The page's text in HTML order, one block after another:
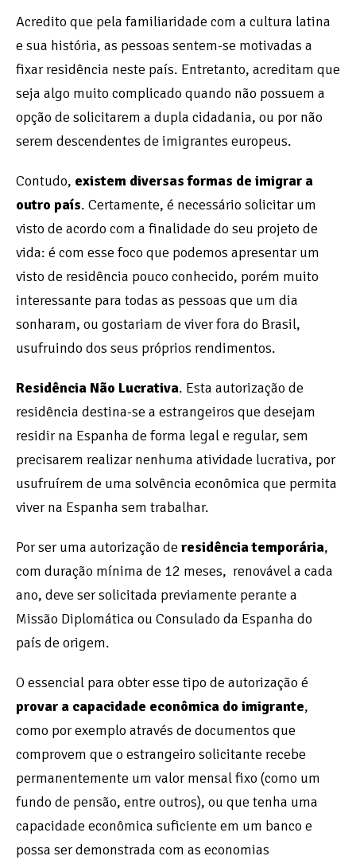
Acredito que pela familiaridade com a cultura latina
e sua história, as pessoas sentem-se motivadas a
fixar residência neste país. Entretanto, acreditam que
seja algo muito complicado quando não possuem a
opção de solicitarem a dupla cidadania, ou por não
serem descendentes de imigrantes europeus.
Contudo, existem diversas formas de imigrar a
outro país. Certamente, é necessário solicitar um
visto de acordo com a finalidade do seu projeto de
vida: é com esse foco que podemos apresentar um
visto de residência pouco conhecido, porém muito
interessante para todas as pessoas que um dia
sonharam, ou gostariam de viver fora do Brasil,
usufruindo dos seus próprios rendimentos.
Residência Não Lucrativa. Esta autorização de
residência destina-se a estrangeiros que desejam
residir na Espanha de forma legal e regular, sem
precisarem realizar nenhuma atividade lucrativa, por
usufruírem de uma solvência econômica que permita
viver na Espanha sem trabalhar.
Por ser uma autorização de residência temporária,
com duração mínima de 12 meses, renovável a cada
ano, deve ser solicitada previamente perante a
Missão Diplomática ou Consulado da Espanha do
país de origem.
O essencial para obter esse tipo de autorização é
provar a capacidade econômica do imigrante,
como por exemplo através de documentos que
comprovem que o estrangeiro solicitante recebe
permanentemente um valor mensal fixo (como um
fundo de pensão, entre outros), ou que tenha uma
capacidade econômica suficiente em um banco e
possa ser demonstrada com as economias